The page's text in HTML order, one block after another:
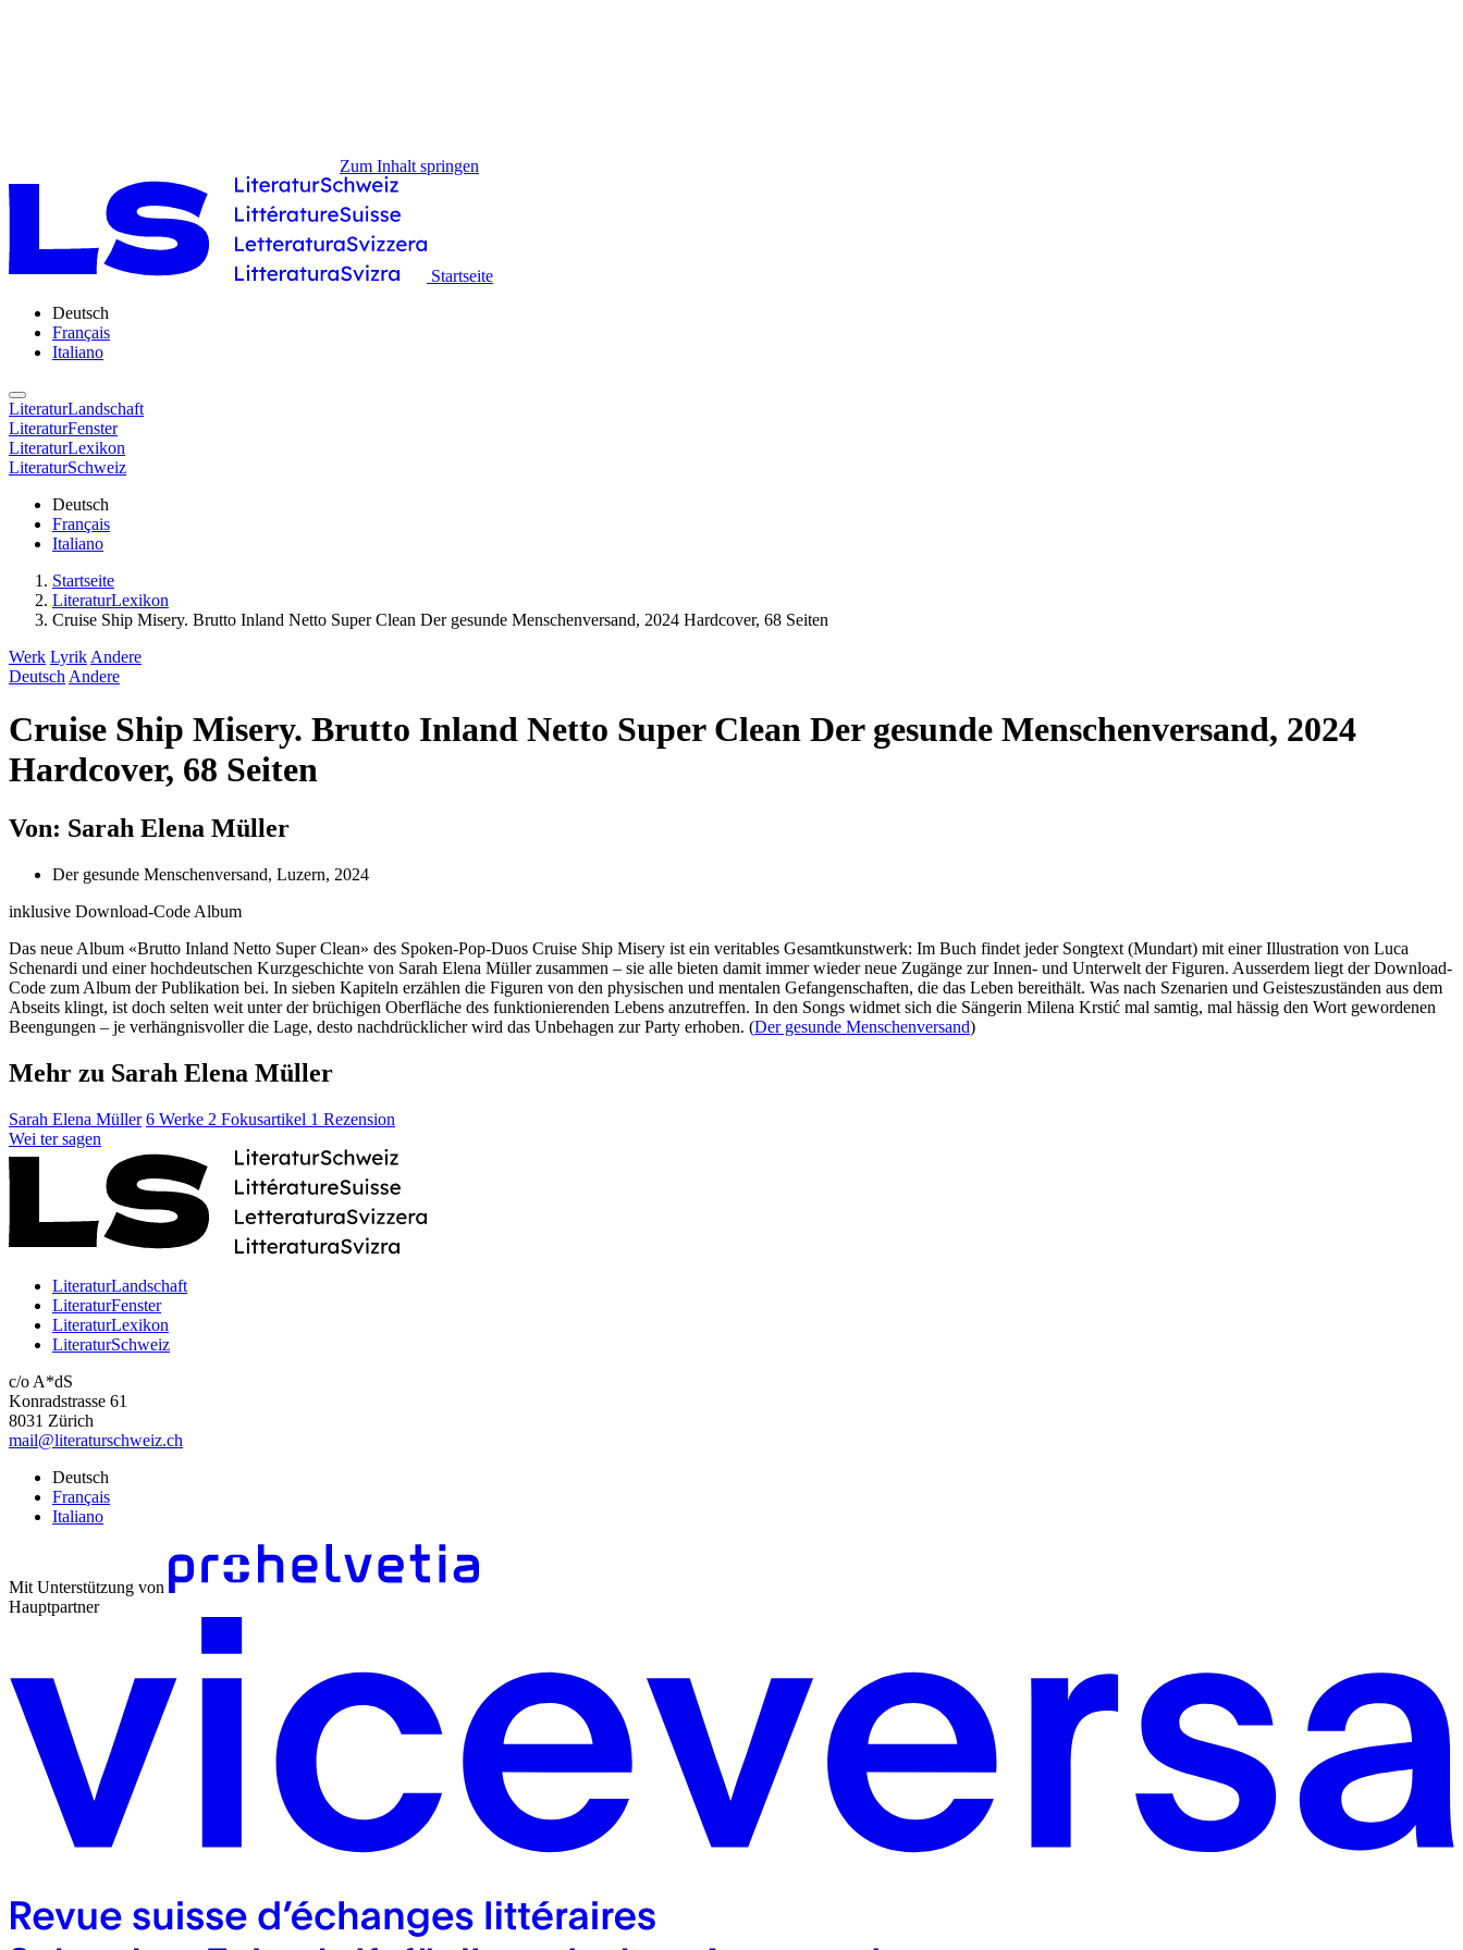
Zum Inhalt springen
Startseite
Deutsch
Français
Italiano
LiteraturLandschaft
LiteraturFenster
LiteraturLexikon
LiteraturSchweiz
Deutsch
Français
Italiano
Startseite
LiteraturLexikon
Cruise Ship Misery. Brutto Inland Netto Super Clean Der gesunde Menschenversand, 2024 Hardcover, 68 Seiten
Werk Lyrik Andere
Deutsch Andere
Cruise Ship Misery. Brutto Inland Netto Super Clean Der gesunde Menschenversand, 2024
Hardcover, 68 Seiten
Von: Sarah Elena Müller
Der gesunde Menschenversand, Luzern, 2024
inklusive Download-Code Album
Das neue Album «Brutto Inland Netto Super Clean» des Spoken-Pop-Duos Cruise Ship Misery ist ein veritables Gesamtkunstwerk: Im Buch findet jeder Songtext (Mundart) mit einer Illustration von Luca
Schenardi und einer hochdeutschen Kurzgeschichte von Sarah Elena Müller zusammen – sie alle bieten damit immer wieder neue Zugänge zur Innen- und Unterwelt der Figuren. Ausserdem liegt der Download-
Code zum Album der Publikation bei. In sieben Kapiteln erzählen die Figuren von den physischen und mentalen Gefangenschaften, die das Leben bereithält. Was nach Szenarien und Geisteszuständen aus dem
Abseits klingt, ist doch selten weit unter der brüchigen Oberfläche des funktionierenden Lebens anzutreffen. In den Songs widmet sich die Sängerin Milena Krstić mal samtig, mal hässig den Wort gewordenen
Beengungen – je verhängnisvoller die Lage, desto nachdrücklicher wird das Unbehagen zur Party erhoben. (Der gesunde Menschenversand)
Mehr zu Sarah Elena Müller
Sarah Elena Müller 6 Werke 2 Fokusartikel 1 Rezension
Wei ter sagen
LiteraturLandschaft
LiteraturFenster
LiteraturLexikon
LiteraturSchweiz
c/o A*dS
Konradstrasse 61
8031 Zürich
mail@literaturschweiz.ch
Deutsch
Français
Italiano
Mit Unterstützung von
Hauptpartner